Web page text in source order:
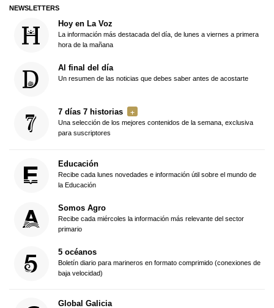
NEWSLETTERS
Hoy en La Voz
La información más destacada del día, de lunes a viernes a primera
hora de la mañana
Al final del día
Un resumen de las noticias que debes saber antes de acostarte
7 días 7 historias
Una selección de los mejores contenidos de la semana, exclusiva
para suscriptores
Educación
Recibe cada lunes novedades e información útil sobre el mundo de
la Educación
Somos Agro
Recibe cada miércoles la información más relevante del sector
primario
5 océanos
Boletín diario para marineros en formato comprimido (conexiones de
baja velocidad)
Global Galicia